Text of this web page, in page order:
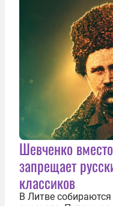
Шевченко
запрещает
классиков
В Литве собираются